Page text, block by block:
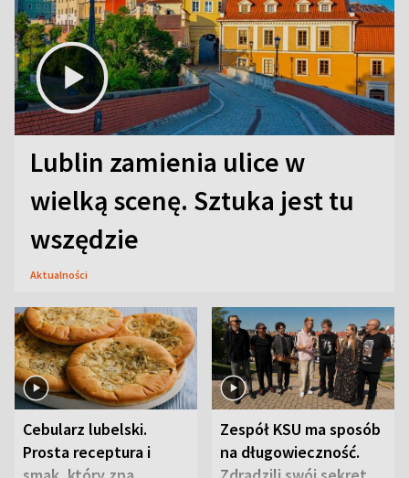
Lublin zamienia ulice w
wielką scenę. Sztuka jest tu
wszędzie
Aktualności
Cebularz lubelski.
Prosta receptura i
Zespół KSU ma sposób
na długowieczność.